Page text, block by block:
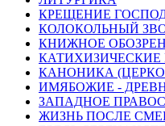
КРЕЩЕНИЕ
КОЛОКОЛЬНЫЙ
КНИЖНОЕ
КАНОНИКА
ИМЯБОЖИЕ -
ЗАПАДНОЕ
ЖИЗНЬ ПОСЛЕ